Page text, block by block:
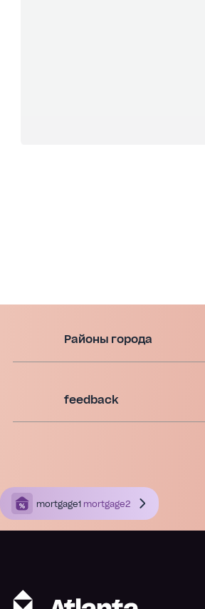
Районы города
feedback
mortgage1 mortgage2